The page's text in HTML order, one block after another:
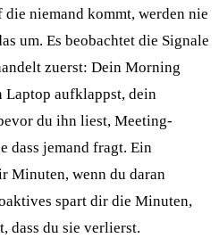
niemand kommt, werden nie
um. Es beobachtet die Signale
zuerst: Dein Morning
Laptop aufklappst, dein
du ihn liest, Meeting-
dass jemand fragt. Ein
Minuten, wenn du daran
spart dir die Minuten,
dass du sie verlierst.